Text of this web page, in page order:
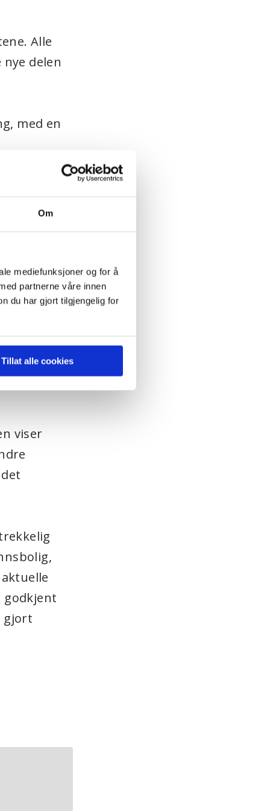
Om
mediefunksjoner og for å
partnerne våre innen
du har gjort tilgjengelig for
Tillat alle cookies
Alle
delen
med en
å få
om
viser
godkjent
gjort